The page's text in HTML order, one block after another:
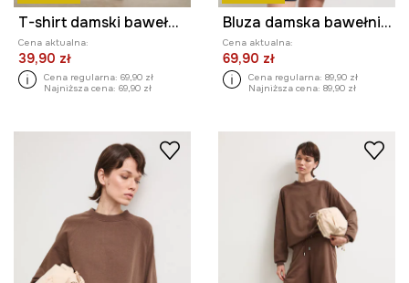
T-shirt damski bawełniany z nadrukiem
Cena aktualna:
39,90 zł
Cena regularna: 69,90 zł
Najniższa cena: 69,90 zł
Bluza damska bawełniana z efektem sprania
Cena aktualna:
69,90 zł
Cena regularna: 89,90 zł
Najniższa cena: 89,90 zł